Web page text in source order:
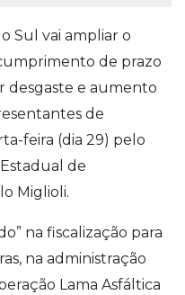
Sul vai ampliar o
de prazo
desgaste e aumento
de
feira (dia 29) pelo
de
Miglioli.
na fiscalização para
na administração
Lama Asfáltica